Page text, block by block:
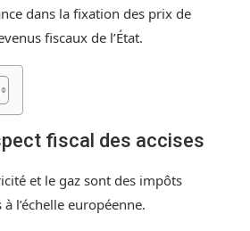
dans la fixation des prix de
fiscaux de l’État.
fiscal des accises
et le gaz sont des impôts
l’échelle européenne.